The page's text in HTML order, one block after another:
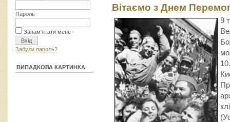
Пароль
Запам'ятати мене
Забули пароль?
ВИПАДКОВА КАРТИНКА
Вітаємо з Днем
9